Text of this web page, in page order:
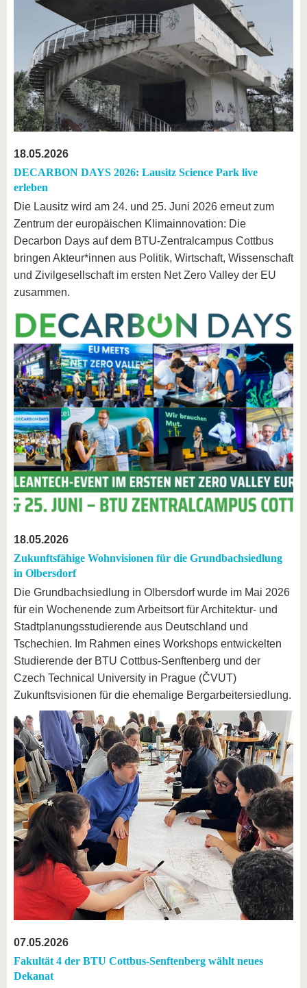
18.05.2026
DECARBON DAYS 2026: Lausitz Science Park live
erleben
Die Lausitz wird am 24. und 25. Juni 2026 erneut zum
Zentrum der europäischen Klimainnovation: Die
Decarbon Days auf dem BTU-Zentralcampus Cottbus
bringen Akteur*innen aus Politik, Wirtschaft, Wissenschaft
und Zivilgesellschaft im ersten Net Zero Valley der EU
zusammen.
18.05.2026
Zukunftsfähige Wohnvisionen für die Grundbachsiedlung
in Olbersdorf
Die Grundbachsiedlung in Olbersdorf wurde im Mai 2026
für ein Wochenende zum Arbeitsort für Architektur- und
Stadtplanungsstudierende aus Deutschland und
Tschechien. Im Rahmen eines Workshops entwickelten
Studierende der BTU Cottbus-Senftenberg und der
Czech Technical University in Prague (ČVUT)
Zukunftsvisionen für die ehemalige Bergarbeitersiedlung.
07.05.2026
Fakultät 4 der BTU Cottbus-Senftenberg wählt neues
Dekanat